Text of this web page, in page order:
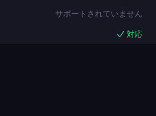
サポートされていません
対応